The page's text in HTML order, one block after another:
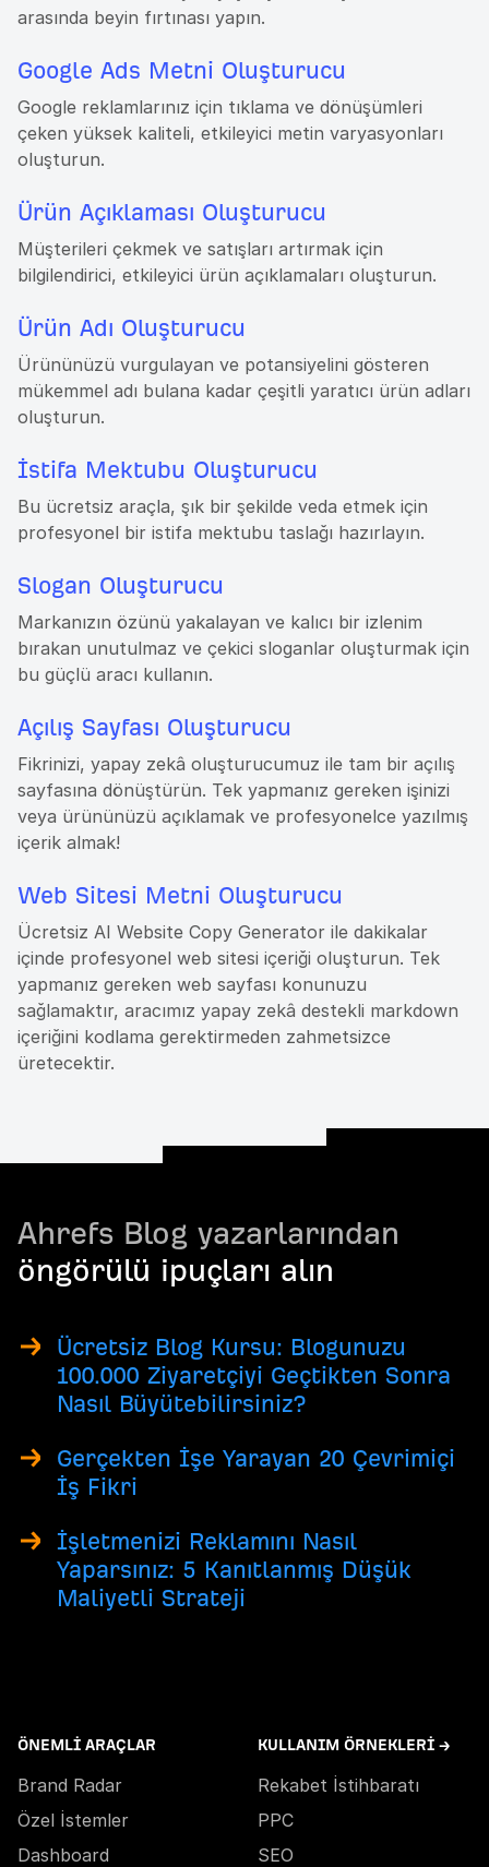
arasında beyin fırtınası yapın.
Google Ads Metni Oluşturucu
Google reklamlarınız için tıklama ve dönüşümleri
çeken yüksek kaliteli, etkileyici metin varyasyonları
oluşturun.
Ürün Açıklaması Oluşturucu
Müşterileri çekmek ve satışları artırmak için
bilgilendirici, etkileyici ürün açıklamaları oluşturun.
Ürün Adı Oluşturucu
Ürününüzü vurgulayan ve potansiyelini gösteren
mükemmel adı bulana kadar çeşitli yaratıcı ürün adları
oluşturun.
İstifa Mektubu Oluşturucu
Bu ücretsiz araçla, şık bir şekilde veda etmek için
profesyonel bir istifa mektubu taslağı hazırlayın.
Slogan Oluşturucu
Markanızın özünü yakalayan ve kalıcı bir izlenim
bırakan unutulmaz ve çekici sloganlar oluşturmak için
bu güçlü aracı kullanın.
Açılış Sayfası Oluşturucu
Fikrinizi, yapay zekâ oluşturucumuz ile tam bir açılış
sayfasına dönüştürün. Tek yapmanız gereken işinizi
veya ürününüzü açıklamak ve profesyonelce yazılmış
içerik almak!
Web Sitesi Metni Oluşturucu
Ücretsiz AI Website Copy Generator ile dakikalar
içinde profesyonel web sitesi içeriği oluşturun. Tek
yapmanız gereken web sayfası konunuzu
sağlamaktır, aracımız yapay zekâ destekli markdown
içeriğini kodlama gerektirmeden zahmetsizce
üretecektir.
Ahrefs Blog yazarlarından
öngörülü ipuçları alın
Ücretsiz Blog Kursu: Blogunuzu
100.000 Ziyaretçiyi Geçtikten Sonra
Nasıl Büyütebilirsiniz?
Gerçekten İşe Yarayan 20 Çevrimiçi
İş Fikri
İşletmenizi Reklamını Nasıl
Yaparsınız: 5 Kanıtlanmış Düşük
Maliyetli Strateji
ÖNEMLI ARAÇLAR
Brand Radar
Özel İstemler
Dashboard
KULLANIM ÖRNEKLERI →
Rekabet İstihbaratı
PPC
SEO